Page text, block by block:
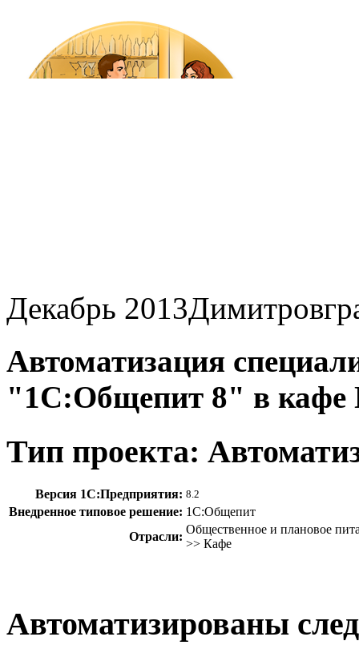
Декабрь 2013
Автоматизация
"1С:Общепит 8" в кафе
Тип проекта:
Версия 1С:Предприятия: 8.2
Внедренное типовое решение: 1С:Общепит
Отрасли:
Общественное и плановое
>> Кафе
Автоматизированы